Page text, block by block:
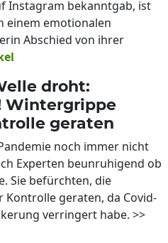
Instagram bekanntgab, ist
einem emotionalen
Abschied von ihrer
droht:
Wintergrippe
geraten
noch immer nicht
Experten beunruhigend ob
Sie befürchten, die
geraten, da Covid-
verringert habe. >>